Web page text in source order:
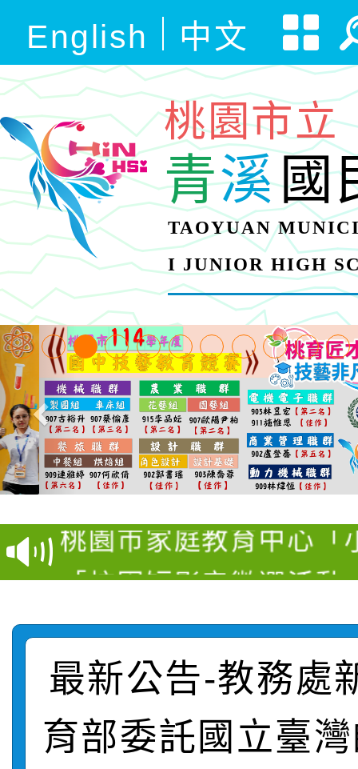
English 中文
桃園市立
青溪國
TAOYUAN
I JUNIOR HIGH
【甄選結果(第11招)】
學年度第1學期第7次代
結果(第11招)
【甄選結果(第3招)】
學年度第1學期第9次代
結果(第3招)
桃園市家庭教育中心「
程資訊」、「暑期親子
「祖孫樂淘桃」、「愛
絕-親子共學同樂會」
報，惠請貴機關(學校)
「校園短影音徵選活動
員」簡章及活動海報，
踴躍報名參加
115學年度新生訓練注
115學年度新生補報到
【甄選結果(第10招)】
學年度第1學期第7次代
【甄選結果(第2招)】
最新公告-教務處
育部委託國立臺